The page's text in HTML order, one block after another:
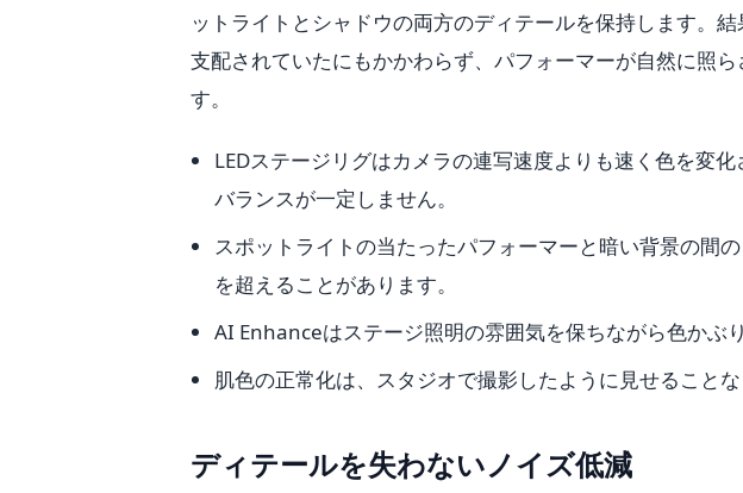
ットライトとシャドウの両方のディテールを保持します。
支配されていたにもかかわらず、パフォーマーが自然に照
す。
LEDステージリグはカメラの連写速度よりも速く色を変
バランスが一定しません。
スポットライトの当たったパフォーマーと暗い背景の間
を超えることがあります。
AI Enhanceはステージ照明の雰囲気を保ちながら色かぶ
肌色の正常化は、スタジオで撮影したように見せること
ディテールを失わないノイズ低減